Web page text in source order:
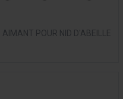
AIMANT POUR NID D'ABEILLE